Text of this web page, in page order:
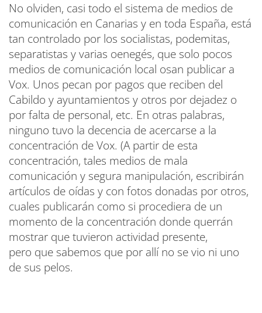
No olviden, casi todo el sistema de medios de
comunicación en Canarias y en toda España, está
tan controlado por los socialistas, podemitas,
separatistas y varias oenegés, que solo pocos
medios de comunicación local osan publicar a
Vox. Unos pecan por pagos que reciben del
Cabildo y ayuntamientos y otros por dejadez o
por falta de personal, etc. En otras palabras,
ninguno tuvo la decencia de acercarse a la
concentración de Vox. (A partir de esta
concentración, tales medios de mala
comunicación y segura manipulación, escribirán
artículos de oídas y con fotos donadas por otros,
cuales publicarán como si procediera de un
momento de la concentración donde querrán
mostrar que tuvieron actividad presente,
pero que sabemos que por allí no se vio ni uno
de sus pelos.